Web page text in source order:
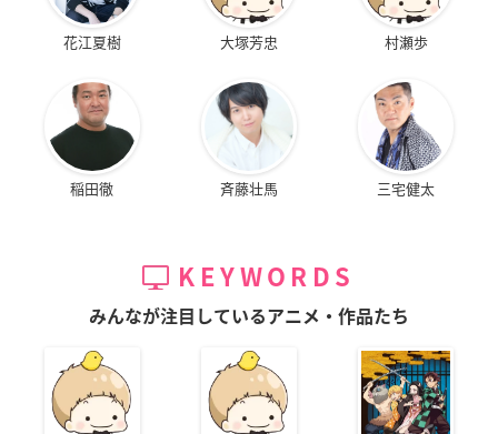
花江夏樹 大塚芳忠 村瀬歩
稲田徹 斉藤壮馬 三宅健太
KEYWORDS
みんなが注目しているアニメ・作品たち